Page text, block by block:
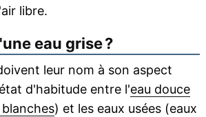
libre.
eau grise ?
leur nom à son aspect
d'habitude entre l'eau douce
blanches) et les eaux usées (eaux